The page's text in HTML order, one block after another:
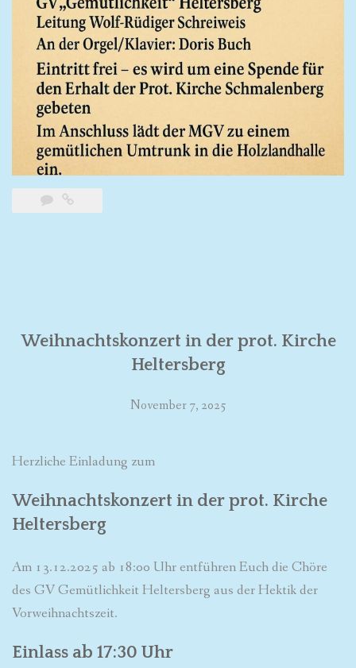
Weihnachtskonzert in der prot. Kirche
Heltersberg
November 7, 2025
Herzliche Einladung zum
Weihnachtskonzert in der prot. Kirche
Heltersberg
Am 13.12.2025 ab 18:00 Uhr entführen Euch die Chöre
des GV Gemütlichkeit Heltersberg aus der Hektik der
Vorweihnachtszeit.
Einlass ab 17:30 Uhr